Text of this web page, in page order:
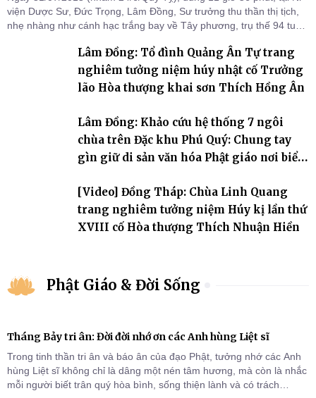
viện Dược Sư, Đức Trọng, Lâm Đồng, Sư trưởng thu thần thị tịch,
nhẹ nhàng như cánh hạc trắng bay về Tây phương, trụ thế 94 tuổi
Lâm Đồng: Tổ đình Quảng Ân Tự trang
nghiêm tưởng niệm húy nhật cố Trưởng
lão Hòa thượng khai sơn Thích Hồng Ân
Lâm Đồng: Khảo cứu hệ thống 7 ngôi
chùa trên Đặc khu Phú Quý: Chung tay
gìn giữ di sản văn hóa Phật giáo nơi biển
[Video] Đồng Tháp: Chùa Linh Quang
trang nghiêm tưởng niệm Húy kị lần thứ
XVIII cố Hòa thượng Thích Nhuận Hiền
Phật Giáo & Đời Sống
Tháng Bảy tri ân: Đời đời nhớ ơn các Anh hùng Liệt sĩ
Trong tinh thần tri ân và báo ân của đạo Phật, tưởng nhớ các Anh
hùng Liệt sĩ không chỉ là dâng một nén tâm hương, mà còn là nhắc
mỗi người biết trân quý hòa bình, sống thiện lành và có trách